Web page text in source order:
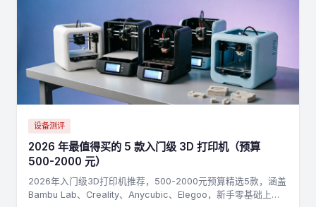
设备测评
2026 年最值得买的 5 款入门级 3D 打印机（预算
500-2000 元）
2026年入门级3D打印机推荐，500-2000元预算精选5款，涵盖
Bambu Lab、Creality、Anycubic、Elegoo，新手零基础上手